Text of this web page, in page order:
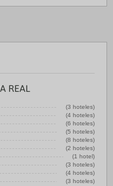
REAL
(3 hoteles)
(4 hoteles)
(6 hoteles)
(5 hoteles)
(8 hoteles)
(2 hoteles)
(1 hotel)
(3 hoteles)
(4 hoteles)
(3 hoteles)